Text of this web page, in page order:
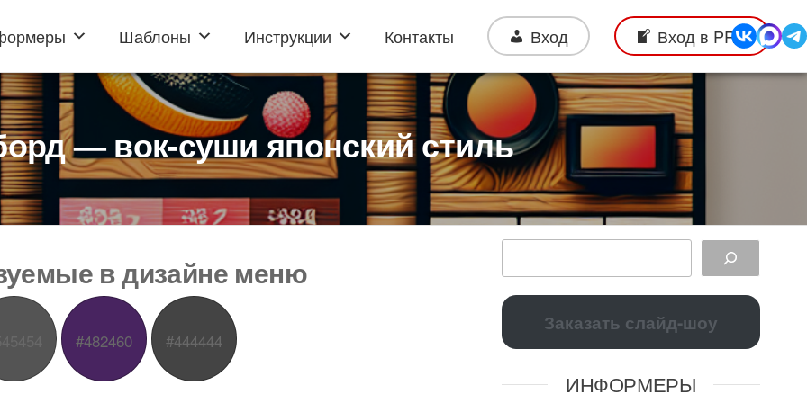
Шаблоны Инструкции Контакты Вход Вход в PRO
— вок-суши японский стиль
в дизайне меню
#482460 #444444
Заказать слайд-шоу
ИНФОРМЕРЫ